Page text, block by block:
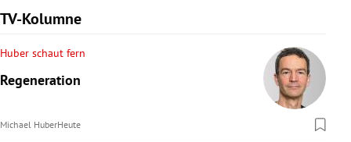
TV-Kolumne
Huber schaut fern
Regeneration
Michael HuberHeute